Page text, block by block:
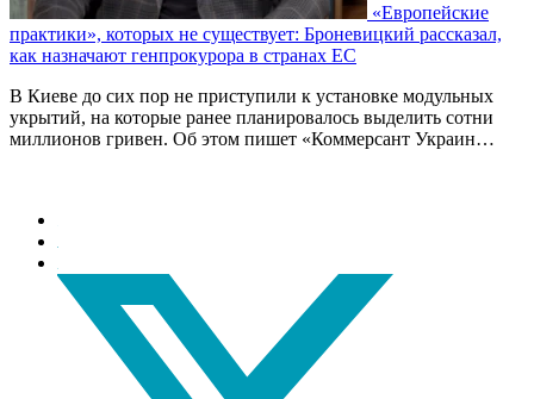
«Европейские
практики», которых не существует: Броневицкий рассказал,
как назначают генпрокурора в странах ЕС
В Киеве до сих пор не приступили к установке модульных
укрытий, на которые ранее планировалось выделить сотни
миллионов гривен. Об этом пишет «Коммерсант Украин…